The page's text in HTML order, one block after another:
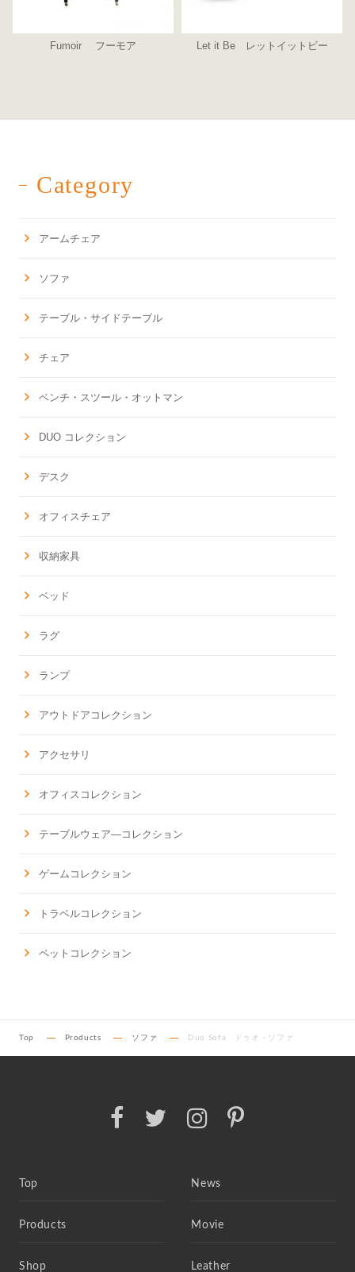
Fumoir フーモア Let it Be レットイットビー
Category
アームチェア
ソファ
テーブル・サイドテーブル
チェア
ベンチ・スツール・オットマン
DUO コレクション
デスク
オフィスチェア
収納家具
ベッド
ラグ
ランプ
アウトドアコレクション
アクセサリ
オフィスコレクション
テーブルウェア―コレクション
ゲームコレクション
トラベルコレクション
ペットコレクション
Top Products ソファ Duo Sofa ドゥオ・ソファ
Top News
Products Movie
Shop Leather